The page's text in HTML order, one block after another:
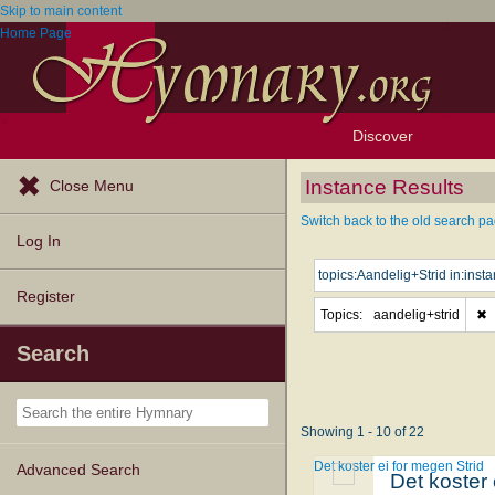
Skip to main content
Home Page
Discover
Browse Resources
Exploration Tools
Topics
Popular Texts
Popular Tunes
Lectionary
Close Menu
Log In
Register
Search
Advanced Search
Instance Results
Switch back to the old search
Topics: aandelig+strid ✖
Showing 1 - 10 of 22
Det koster
Det koster ei for megen Strid